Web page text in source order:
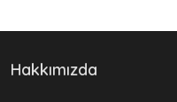
Hakkımızda